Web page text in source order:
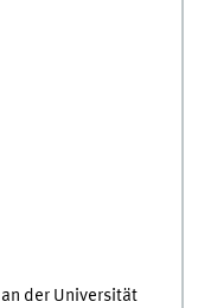
der Universität